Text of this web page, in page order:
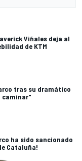
Viñales deja al
de KTM
tras su dramático
caminar"
ha sido sancionado
Cataluña!